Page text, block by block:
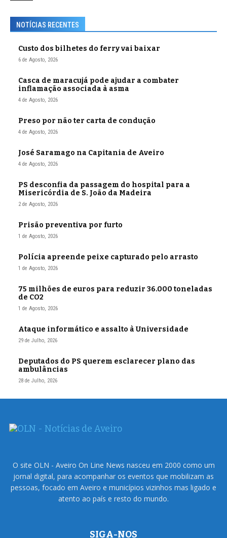
NOTÍCIAS RECENTES
Custo dos bilhetes do ferry vai baixar
6 de Agosto, 2026
Casca de maracujá pode ajudar a combater
inflamação associada à asma
4 de Agosto, 2026
Preso por não ter carta de condução
4 de Agosto, 2026
José Saramago na Capitania de Aveiro
4 de Agosto, 2026
PS desconfia da passagem do hospital para a
Misericórdia de S. João da Madeira
2 de Agosto, 2026
Prisão preventiva por furto
1 de Agosto, 2026
Polícia apreende peixe capturado pelo arrasto
1 de Agosto, 2026
75 milhões de euros para reduzir 36.000 toneladas
de CO2
1 de Agosto, 2026
Ataque informático e assalto à Universidade
29 de Julho, 2026
Deputados do PS querem esclarecer plano das
ambulâncias
28 de Julho, 2026
O site OLN - Aveiro On Line News nasceu em 2000 como um
jornal digital, para acompanhar os eventos que mobilizam as
pessoas, focado em Aveiro e municípios vizinhos mas ligado e
atento ao país e resto do mundo.
SIGA-NOS